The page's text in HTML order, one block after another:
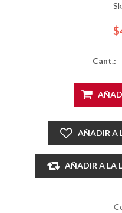
Cant.:
AÑADIR A
AÑADIR A LA